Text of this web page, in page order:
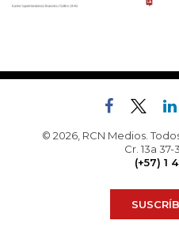
© 2026, RCN Medios.
Cr. 13a
(+57) 1